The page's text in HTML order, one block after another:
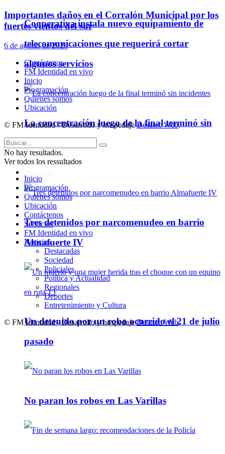
Cooperativa instala nuevo equipamiento de
telecomunicaciones que requerirá cortar
algunos servicios
La concentración luego de la final terminó sin
incidentes
Tres detenidos por narcomenudeo en barrio
Almafuerte IV
Un detenido por un robo ocurrido el 21 de julio
pasado
No paran los robos en Las Varillas
Importantes daños en el Corralón Municipal por los
fuertes vientos del sur
6 de agosto de 2026
Contáctenos
FM Identidad en vivo
Inicio
Programación
Quienes somos
Ubicación
© FM Identidad - Desarrollo y hospedajeDesatec Web.
No hay resultados.
Ver todos los ressultados
Inicio
Programación
Quienes somos
Ubicación
Contáctenos
Servicios
FM Identidad en vivo
Noticias
Destacadas
Sociedad
Policiales
Política y Actualidad
Regionales
Deportes
Entretenimiento y Cultura
© FM Identidad - Desarrollo y hospedajeDesatec Web.